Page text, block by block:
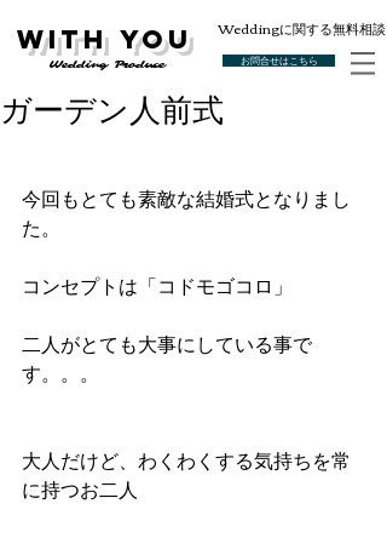
With You
Wedding Produce お問合せはこちら
Weddingに関する無料相談
ガーデン人前式
今回もとても素敵な結婚式となりまし
た。
コンセプトは「コドモゴコロ」
二人がとても大事にしている事で
す。。。
大人だけど、わくわくする気持ちを常
に持つお二人